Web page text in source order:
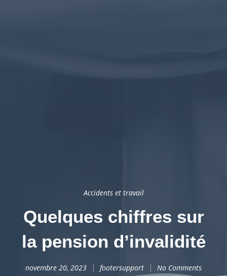
Accidents et travail
Quelques chiffres sur
la pension d’invalidité
novembre 20, 2023 footersupport No Comments